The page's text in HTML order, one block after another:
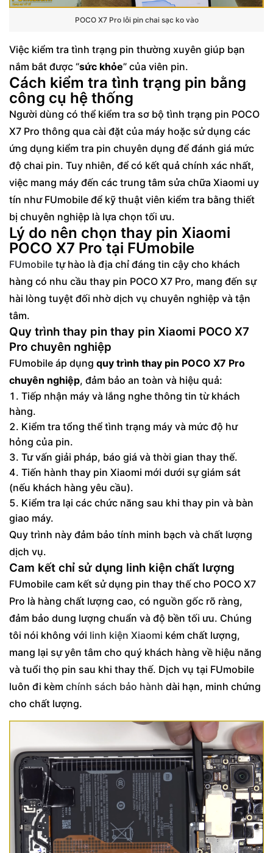
POCO X7 Pro lỗi pin chai sạc ko vào
Việc kiểm tra tình trạng pin thường xuyên giúp bạn
nắm bắt được “sức khỏe” của viên pin.
Cách kiểm tra tình trạng pin bằng
công cụ hệ thống
Người dùng có thể kiểm tra sơ bộ tình trạng pin POCO
X7 Pro thông qua cài đặt của máy hoặc sử dụng các
ứng dụng kiểm tra pin chuyên dụng để đánh giá mức
độ chai pin. Tuy nhiên, để có kết quả chính xác nhất,
việc mang máy đến các trung tâm sửa chữa Xiaomi uy
tín như FUmobile để kỹ thuật viên kiểm tra bằng thiết
bị chuyên nghiệp là lựa chọn tối ưu.
Lý do nên chọn thay pin Xiaomi
POCO X7 Pro tại FUmobile
FUmobile tự hào là địa chỉ đáng tin cậy cho khách
hàng có nhu cầu thay pin POCO X7 Pro, mang đến sự
hài lòng tuyệt đối nhờ dịch vụ chuyên nghiệp và tận
tâm.
Quy trình thay pin thay pin Xiaomi POCO X7
Pro chuyên nghiệp
FUmobile áp dụng quy trình thay pin POCO X7 Pro
chuyên nghiệp, đảm bảo an toàn và hiệu quả:
Tiếp nhận máy và lắng nghe thông tin từ khách
hàng.
Kiểm tra tổng thể tình trạng máy và mức độ hư
hỏng của pin.
Tư vấn giải pháp, báo giá và thời gian thay thế.
Tiến hành thay pin Xiaomi mới dưới sự giám sát
(nếu khách hàng yêu cầu).
Kiểm tra lại các chức năng sau khi thay pin và bàn
giao máy.
Quy trình này đảm bảo tính minh bạch và chất lượng
dịch vụ.
Cam kết chỉ sử dụng linh kiện chất lượng
FUmobile cam kết sử dụng pin thay thế cho POCO X7
Pro là hàng chất lượng cao, có nguồn gốc rõ ràng,
đảm bảo dung lượng chuẩn và độ bền tối ưu. Chúng
tôi nói không với linh kiện Xiaomi kém chất lượng,
mang lại sự yên tâm cho quý khách hàng về hiệu năng
và tuổi thọ pin sau khi thay thế. Dịch vụ tại FUmobile
luôn đi kèm chính sách bảo hành dài hạn, minh chứng
cho chất lượng.